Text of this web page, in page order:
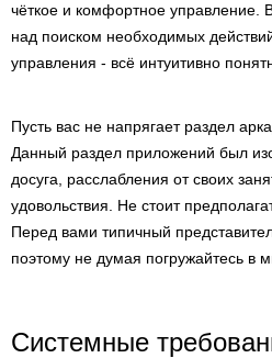
чёткое и комфортное управление.
над поиском необходимых
управления - всё интуитивно
Пусть вас не напрягает раздел
Данный раздел приложений был
досуга, расслабления от своих
удовольствия. Не стоит
Перед вами типичный
поэтому не думая погружайтесь в
Системные